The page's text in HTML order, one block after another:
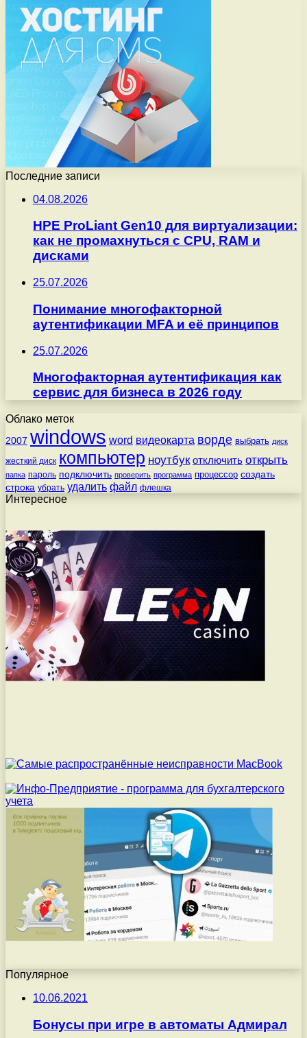
Последние записи
04.08.2026
HPE ProLiant Gen10 для виртуализации:
как не промахнуться с CPU, RAM и
дисками
25.07.2026
Понимание многофакторной
аутентификации MFA и её принципов
25.07.2026
Многофакторная аутентификация как
сервис для бизнеса в 2026 году
Облако меток
2007 windows word видеокарта ворде выбрать диск
жесткий диск компьютер ноутбук отключить открыть
папка пароль подключить проверить программа процессор создать
строка убрать удалить файл флешка
Интересное
Популярное
10.06.2021
Бонусы при игре в автоматы Адмирал